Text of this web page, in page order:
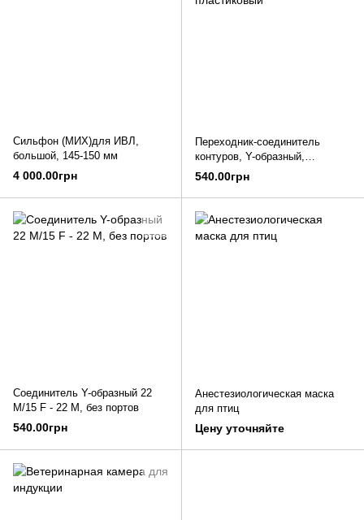
Сильфон (МИХ)для ИВЛ,
большой, 145-150 мм
4 000.00грн
Переходник-соединитель
контуров, Y-образный,
пластиковый
540.00грн
Соединитель Y-образный 22
M/15 F - 22 М, без портов
540.00грн
Анестезиологическая маска
для птиц
Цену уточняйте